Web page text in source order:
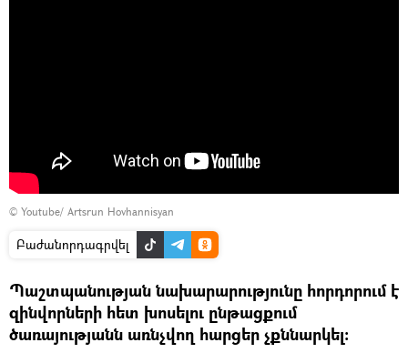
© Youtube/ Artsrun Hovhannisyan
Բաժանորդագրվել
Պաշտպանության նախարարությունը հորդորում է
զինվորների հետ խոսելու ընթացքում
ծառայությանն առնչվող հարցեր չքննարկել։